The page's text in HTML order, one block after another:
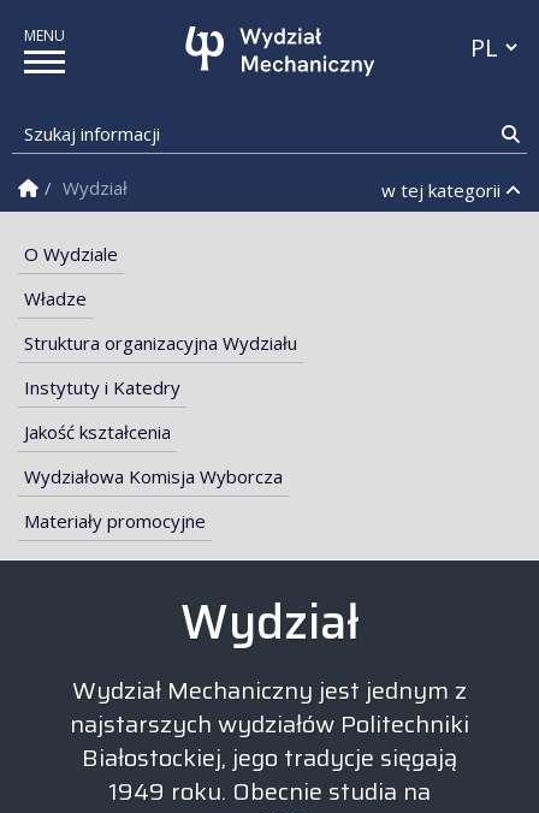
Szukaj informacji
Strona Główna
Wydział w tej kategorii
O Wydziale
Władze
Struktura organizacyjna Wydziału
Instytuty i Katedry
Jakość kształcenia
Wydziałowa Komisja Wyborcza
Materiały promocyjne
Wydział Mechaniczny PB
Wydział
Wydział Mechaniczny jest jednym z
najstarszych wydziałów Politechniki
Białostockiej, jego tradycje sięgają
1949 roku. Obecnie studia na